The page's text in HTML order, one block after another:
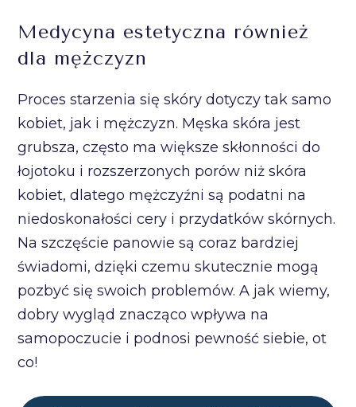
Medycyna estetyczna również
dla mężczyzn
Proces starzenia się skóry dotyczy tak samo
kobiet, jak i mężczyzn. Męska skóra jest
grubsza, często ma większe skłonności do
łojotoku i rozszerzonych porów niż skóra
kobiet, dlatego mężczyźni są podatni na
niedoskonałości cery i przydatków skórnych.
Na szczęście panowie są coraz bardziej
świadomi, dzięki czemu skutecznie mogą
pozbyć się swoich problemów. A jak wiemy,
dobry wygląd znacząco wpływa na
samopoczucie i podnosi pewność siebie, ot
co!